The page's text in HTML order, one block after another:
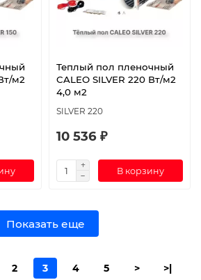
м2
Теплый пол пленочный
CALEO SILVER 220 Вт/м2
4,0 м2
SILVER 220
10 536 ₽
В корзину
Показать еще
2 3 4 5 > >|